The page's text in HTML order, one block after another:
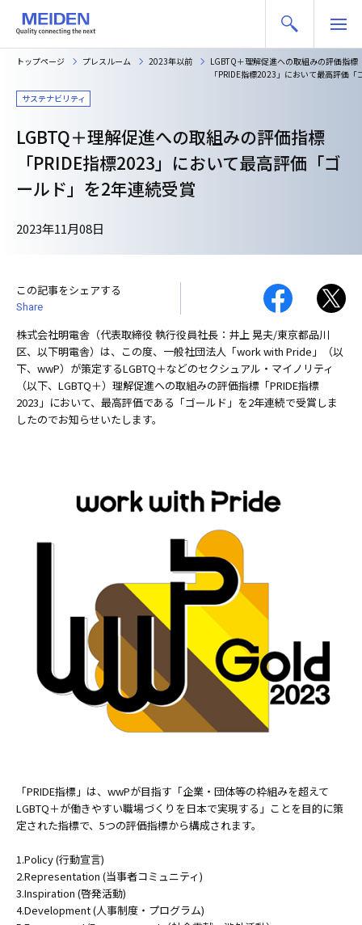
トップページ プレスルーム 2023年以前
LGBTQ＋理解促進への取組みの評価指標
「PRIDE指標2023」において最高評価
サステナビリティ
LGBTQ＋理解促進への取組みの評価指標
「PRIDE指標2023」において最高評価「ゴ
ールド」を2年連続受賞
2023年11月08日
この記事をシェアする
Share
株式会社明電舎（代表取締役 執行役員社長：井上 晃夫/東京都品川
区、以下明電舎）は、この度、一般社団法人「work with Pride」（以
下、wwP）が策定するLGBTQ＋などのセクシュアル・マイノリティ
（以下、LGBTQ＋）理解促進への取組みの評価指標「PRIDE指標
2023」において、最高評価である「ゴールド」を2年連続で受賞しま
したのでお知らせいたします。
「PRIDE指標」は、wwPが目指す「企業・団体等の枠組みを超えて
LGBTQ＋が働きやすい職場づくりを日本で実現する」ことを目的に策
定された指標で、5つの評価指標から構成されます。
1.Policy (行動宣言)
2.Representation (当事者コミュニティ)
3.Inspiration (啓発活動)
4.Development (人事制度・プログラム)